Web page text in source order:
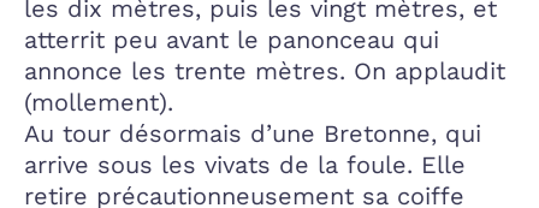
les dix mètres, puis les vingt mètres, et
atterrit peu avant le panonceau qui
annonce les trente mètres. On applaudit
(mollement).
Au tour désormais d’une Bretonne, qui
arrive sous les vivats de la foule. Elle
retire précautionneusement sa coiffe